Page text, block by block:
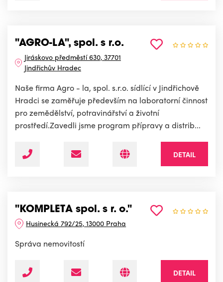
"AGRO-LA", spol. s r.o.
Jiráskovo předměstí 630, 37701
Jindřichův Hradec
Naše firma Agro - la, spol. s.r.o. sídlící v Jindřichově
Hradci se zaměřuje především na laboratorní činnost
pro zemědělství, potravinářství a životní
prostředí.Zavedli jsme program přípravy a distrib...
DETAIL
"KOMPLETA spol. s r. o."
Husinecká 792/25, 13000 Praha
Správa nemovitostí
DETAIL